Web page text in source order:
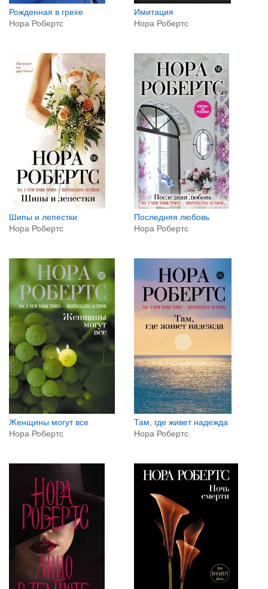
Рожденная в грехе
Нора Робертс
Имитация
Нора Робертс
Шипы и лепестки
Нора Робертс
Последняя любовь
Нора Робертс
Женщины могут все
Нора Робертс
Там, где живет надежда
Нора Робертс